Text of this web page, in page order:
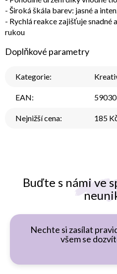
Buďte s námi ve
Nechte si zasílat
všem se
- Široká škála barev: jasné a
- Rychlá reakce zajišťuje snadné
rukou
Doplňkové parametry
Kategorie:
EAN:
Nejnižší cena: 185